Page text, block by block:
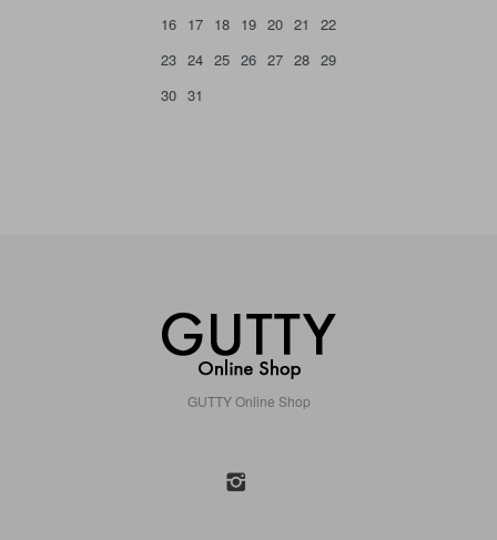
16 17 18 19 20 21
22
23 24 25 26 27 28 29
30 31
GUTTY Online Shop